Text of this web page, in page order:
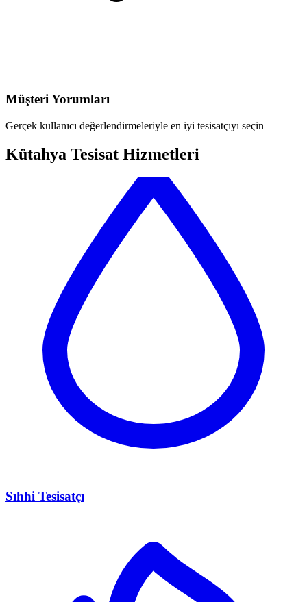
Müşteri Yorumları
Gerçek kullanıcı değerlendirmeleriyle en iyi tesisatçıyı seçin
Kütahya Tesisat Hizmetleri
Sıhhi Tesisatçı